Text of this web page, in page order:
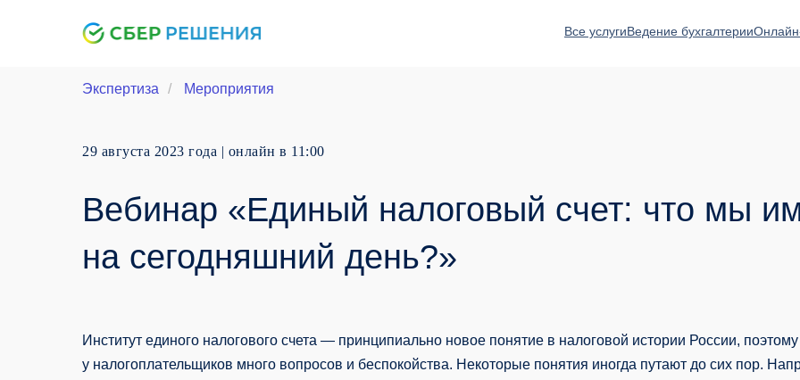
Все услугиВедение бухгалтерии
Экспертиза / Мероприятия
29 августа 2023 года | онлайн в 11:00
Вебинар «Единый налоговый счет: что мы
на сегодняшний день?»
Институт единого налогового счета — принципиально новое понятие в налоговой истории России,
у налогоплательщиков много вопросов и беспокойства. Некоторые понятия иногда путают до сих пор.